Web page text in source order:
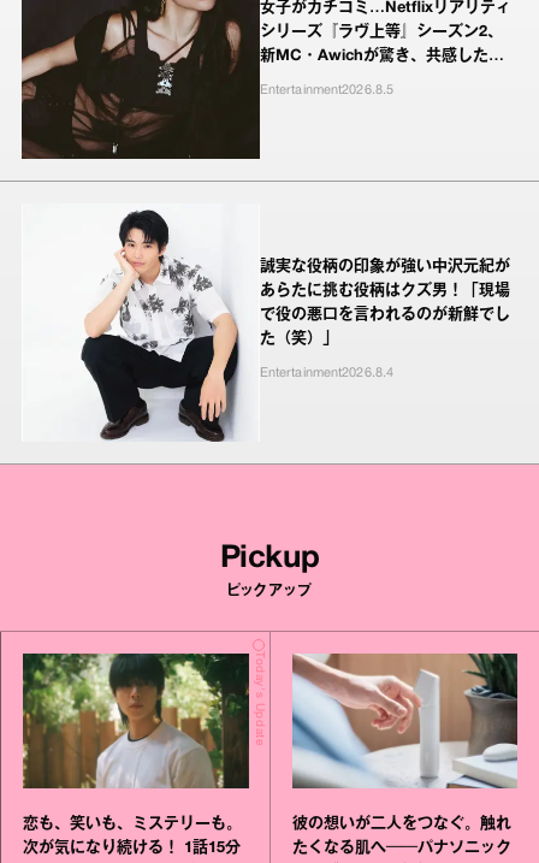
女子がカチコミ…Netflixリアリティ
シリーズ『ラヴ上等』シーズン2、
新MC・Awichが驚き、共感したヤ
Entertainment2026.8.5
誠実な役柄の印象が強い中沢元紀が
あらたに挑む役柄はクズ男！「現場
で役の悪口を言われるのが新鮮でし
た（笑）」
Entertainment2026.8.4
Pickup
ピックアップ
Today's Update
恋も、笑いも、ミステリーも。
次が気になり続ける！ 1話15分
彼の想いが二人をつなぐ。触れ
たくなる肌へ──パナソニック